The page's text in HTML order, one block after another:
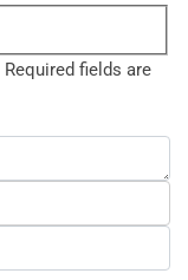
Required fields are